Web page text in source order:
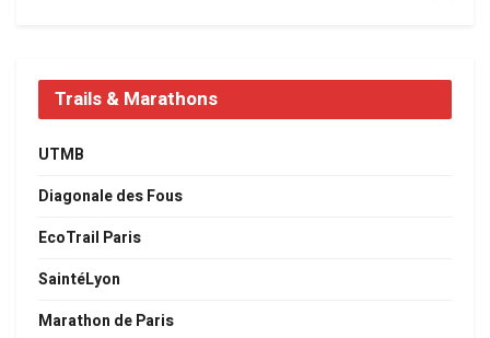
Trails & Marathons
UTMB
Diagonale des Fous
EcoTrail Paris
SaintéLyon
Marathon de Paris